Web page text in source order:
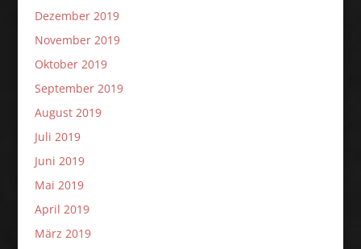
Dezember 2019
November 2019
Oktober 2019
September 2019
August 2019
Juli 2019
Juni 2019
Mai 2019
April 2019
März 2019